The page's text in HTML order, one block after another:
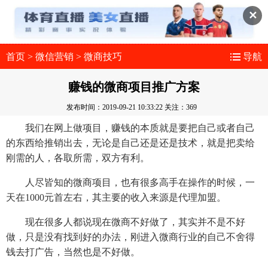
✕
首页 > 微信营销 > 微商技巧 导航
赚钱的微商项目推广方案
发布时间：2019-09-21 10:33:22 关注：369
我们在网上做项目，赚钱的本质就是要把自己或者自己
的东西给推销出去，无论是自己还是还是技术，就是把卖给
刚需的人，各取所需，双方有利。
人尽皆知的微商项目，也有很多高手在操作的时候，一
天在1000元首左右，其主要的收入来源是代理加盟。
现在很多人都说现在微商不好做了，其实并不是不好
做，只是没有找到好的办法，刚进入微商行业的自己不舍得
钱去打广告，当然也是不好做。